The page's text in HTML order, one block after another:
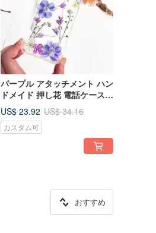
パープル アタッチメント ハン
ドメイド 押し花 電話ケース
すべての iPhone 16
Samsung S25 Sony
US$ 23.92 US$ 34.16
カスタム可
おすすめ